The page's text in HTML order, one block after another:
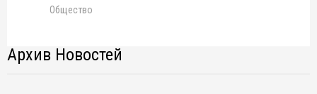
Общество
Архив Новостей